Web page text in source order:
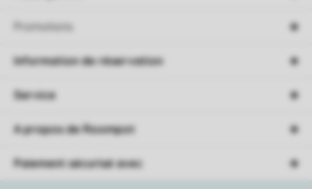
Promotions
Information de réservation
Service
A propos de Roompot
Paiement sécurisé avec